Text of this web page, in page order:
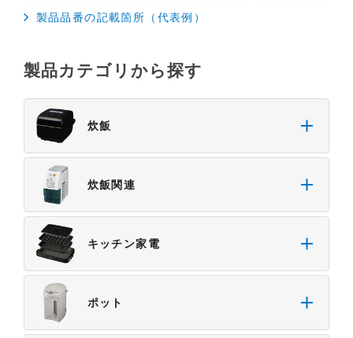
製品品番の記載箇所（代表例）
製品カテゴリから探す
炊飯
炊飯関連
キッチン家電
ポット